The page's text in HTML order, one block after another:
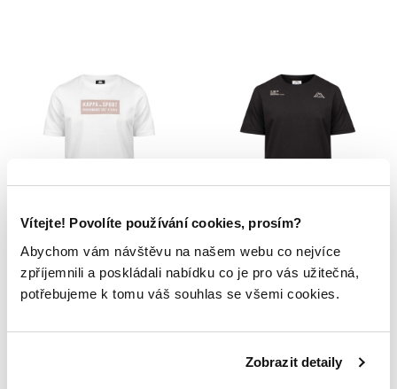
Vítejte! Povolíte používání cookies, prosím?
Abychom vám návštěvu na našem webu co nejvíce
zpříjemnili a poskládali nabídku co je pro vás užitečná,
potřebujeme k tomu váš souhlas se všemi cookies.
Zobrazit detaily
ERCOLAN 1
399 Kč
599 Kč
LOGO BAGHERIA
349 Kč
599 Kč